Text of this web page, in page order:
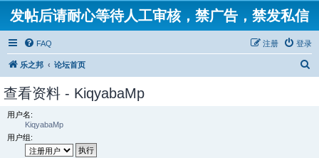
发帖后请耐心等待人工审核，禁广告，禁发私信
FAQ 登录
注册
乐之邦 论坛首页
查看资料 - KiqyabaMp
用户名:
KiqyabaMp
用户组: